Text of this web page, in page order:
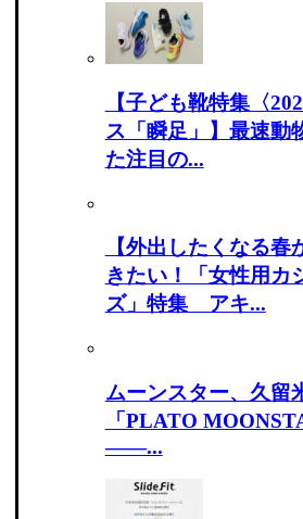
【子ども靴特集〈
ス「瞬足」】最速動
た注目の...
【外出したくなる
きたい！「女性用カ
ズ」特集 アキ...
ムーンスター、久留
「PLATO
――...